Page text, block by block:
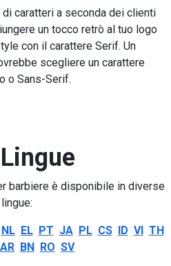
caratteri a seconda dei clienti
un tocco retrò al tuo logo
con il carattere Serif. Un
scegliere un carattere
o Sans-Serif.
barbiere è disponibile in diverse
lingue:
NL EL PT JA PL CS ID VI TH
AR BN RO SV